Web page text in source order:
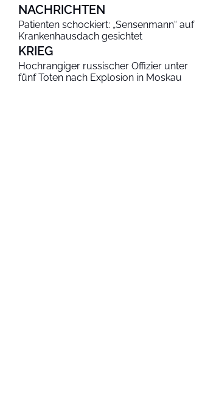
NACHRICHTEN
Patienten schockiert: „Sensenmann“ auf
Krankenhausdach gesichtet
KRIEG
Hochrangiger russischer Offizier unter
fünf Toten nach Explosion in Moskau